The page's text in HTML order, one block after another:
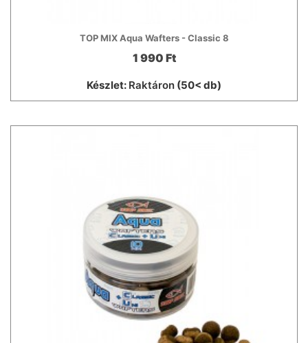
TOP MIX Aqua Wafters - Classic 8
1 990 Ft
Készlet: Raktáron (50< db)